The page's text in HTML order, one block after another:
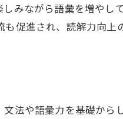
みながら語彙を増やし
促進され、読解力向上
法や語彙力を基礎から